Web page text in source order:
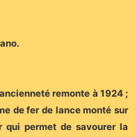
remonte à 1924 ;
de fer de lance monté sur
qui permet de savourer la